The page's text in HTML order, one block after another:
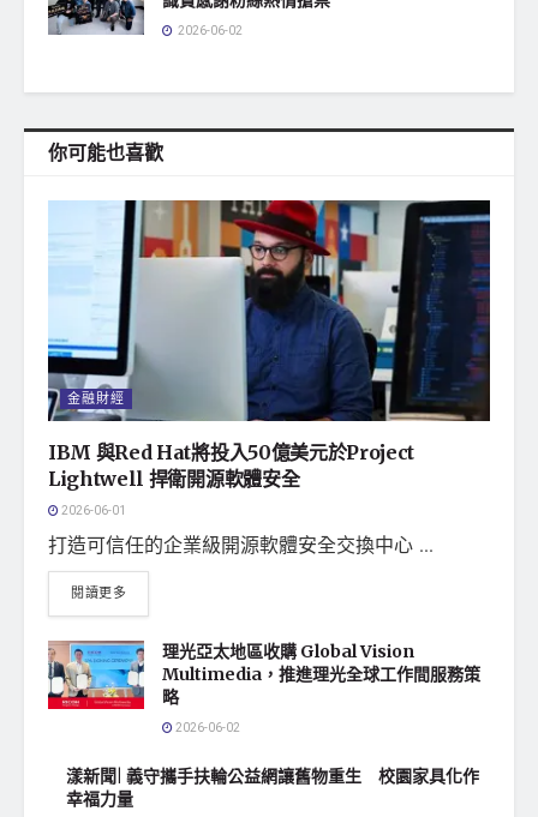
2026-06-02
你可能也喜歡
金融財經
IBM 與Red Hat將投入50億美元於Project
Lightwell 捍衛開源軟體安全
2026-06-01
打造可信任的企業級開源軟體安全交換中心 ...
閱讀更多
理光亞太地區收購 Global Vision
Multimedia，推進理光全球工作間服務策
略
2026-06-02
漾新聞| 義守攜手扶輪公益網讓舊物重生 校園家具化作
幸福力量